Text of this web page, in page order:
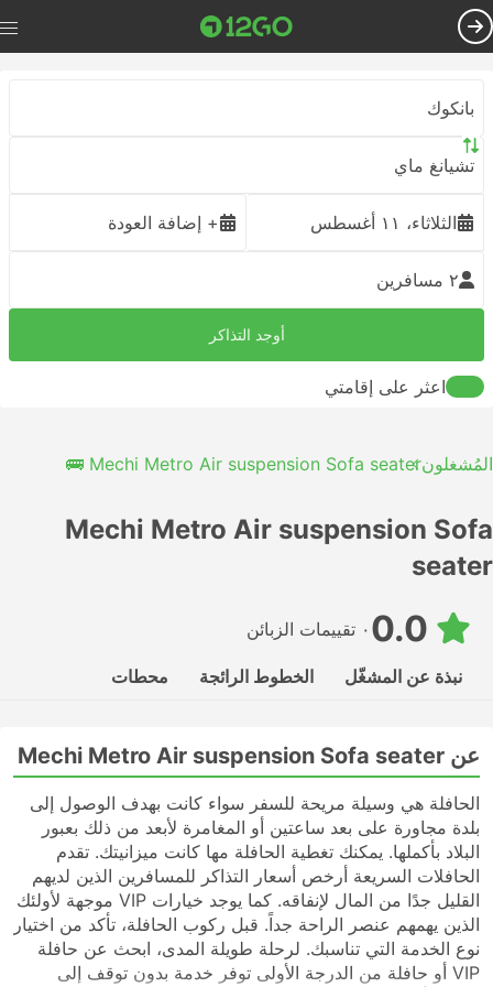
بانكوك
تشيانغ ماي
الثلاثاء، ١١ أغسطس + إضافة العودة
٢ مسافرين
أوجد التذاكر
اعثر على إقامتي
المُشغلونMechi Metro Air suspension Sofa seater 🚌
Mechi Metro Air suspension Sofa
seater
٠ تقييمات الزبائن
نبذة عن المشغّل الخطوط الرائجة محطات
عن Mechi Metro Air suspension Sofa seater
الحافلة هي وسيلة مريحة للسفر سواء كانت بهدف الوصول إلى
بلدة مجاورة على بعد ساعتين أو المغامرة لأبعد من ذلك بعبور
البلاد بأكملها. يمكنك تغطية الحافلة مها كانت ميزانيتك. تقدم
الحافلات السريعة أرخص أسعار التذاكر للمسافرين الذين لديهم
القليل جدًا من المال لإنفاقه. كما يوجد خيارات VIP موجهة لأولئك
الذين يهمهم عنصر الراحة جداً. قبل ركوب الحافلة، تأكد من اختيار
نوع الخدمة التي تناسبك. لرحلة طويلة المدى، ابحث عن حافلة
VIP أو حافلة من الدرجة الأولى توفر خدمة بدون توقف إلى